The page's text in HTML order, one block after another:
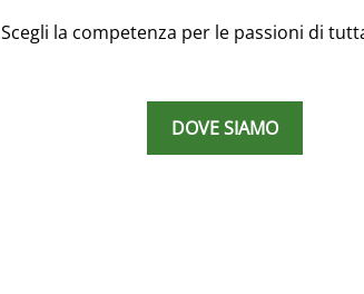
Scegli la competenza per le passioni di
DOVE SIAMO